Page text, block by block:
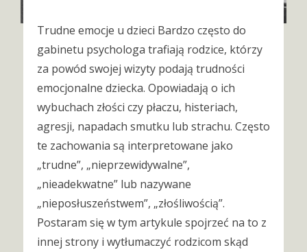
Trudne emocje u dzieci Bardzo często do
gabinetu psychologa trafiają rodzice, którzy
za powód swojej wizyty podają trudności
emocjonalne dziecka. Opowiadają o ich
wybuchach złości czy płaczu, histeriach,
agresji, napadach smutku lub strachu. Często
te zachowania są interpretowane jako
„trudne”, „nieprzewidywalne”,
„nieadekwatne” lub nazywane
„nieposłuszeństwem”, „złośliwością”.
Postaram się w tym artykule spojrzeć na to z
innej strony i wytłumaczyć rodzicom skąd